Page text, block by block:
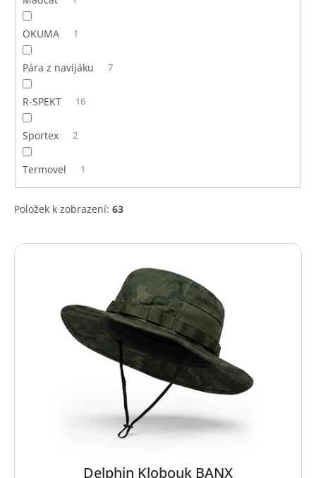
OKUMA 1
Pára z navijáku 7
R-SPEKT 16
Sportex 2
Termovel 1
Položek k zobrazení: 63
Delphin Klobouk BANX